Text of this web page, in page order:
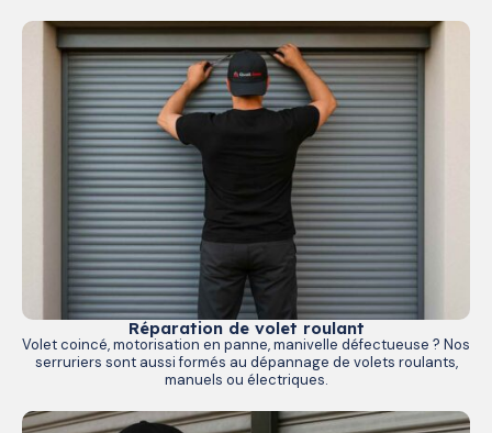
Réparation de volet roulant
Volet coincé, motorisation en panne, manivelle défectueuse ? Nos
serruriers sont aussi formés au dépannage de volets roulants,
manuels ou électriques.